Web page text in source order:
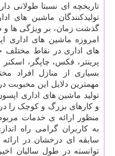
تاریخچه ای نسبتا طولانی
تولیدکنندگان ماشین
گذشت زمان، بر ویژگی ها و
امروزه ماشین های اداری
های اداری در نقاط مختلف
پرینتر، فکس، چاپگر،
بسیاری از منازل افراد
مهمترین دلایل این محبوبت
تولید ماشین های اداری
و کارهای بزرگ و کوچک را
منظور ارائه ی خدمات
به کاربران گرامی راه
سابقه ای درخشان در
توانسته در طول سالیان